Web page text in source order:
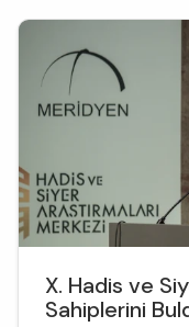
olarak
X. Hadis ve
Sahiplerini